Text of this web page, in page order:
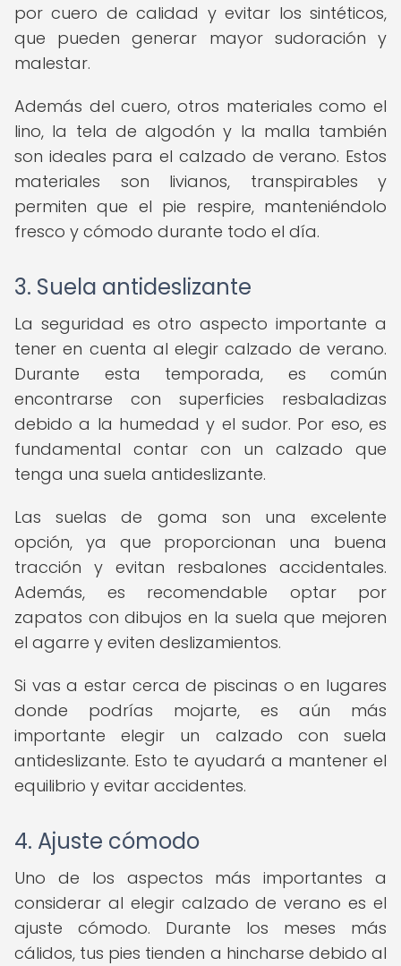
por cuero de calidad y evitar los sintéticos,
que pueden generar mayor sudoración y
malestar.
Además del cuero, otros materiales como el
lino, la tela de algodón y la malla también
son ideales para el calzado de verano. Estos
materiales son livianos, transpirables y
permiten que el pie respire, manteniéndolo
fresco y cómodo durante todo el día.
3. Suela antideslizante
La seguridad es otro aspecto importante a
tener en cuenta al elegir calzado de verano.
Durante esta temporada, es común
encontrarse con superficies resbaladizas
debido a la humedad y el sudor. Por eso, es
fundamental contar con un calzado que
tenga una suela antideslizante.
Las suelas de goma son una excelente
opción, ya que proporcionan una buena
tracción y evitan resbalones accidentales.
Además, es recomendable optar por
zapatos con dibujos en la suela que mejoren
el agarre y eviten deslizamientos.
Si vas a estar cerca de piscinas o en lugares
donde podrías mojarte, es aún más
importante elegir un calzado con suela
antideslizante. Esto te ayudará a mantener el
equilibrio y evitar accidentes.
4. Ajuste cómodo
Uno de los aspectos más importantes a
considerar al elegir calzado de verano es el
ajuste cómodo. Durante los meses más
cálidos, tus pies tienden a hincharse debido al